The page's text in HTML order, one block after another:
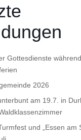
Gottesdienste
2026
am 19.7. in
und „Essen am